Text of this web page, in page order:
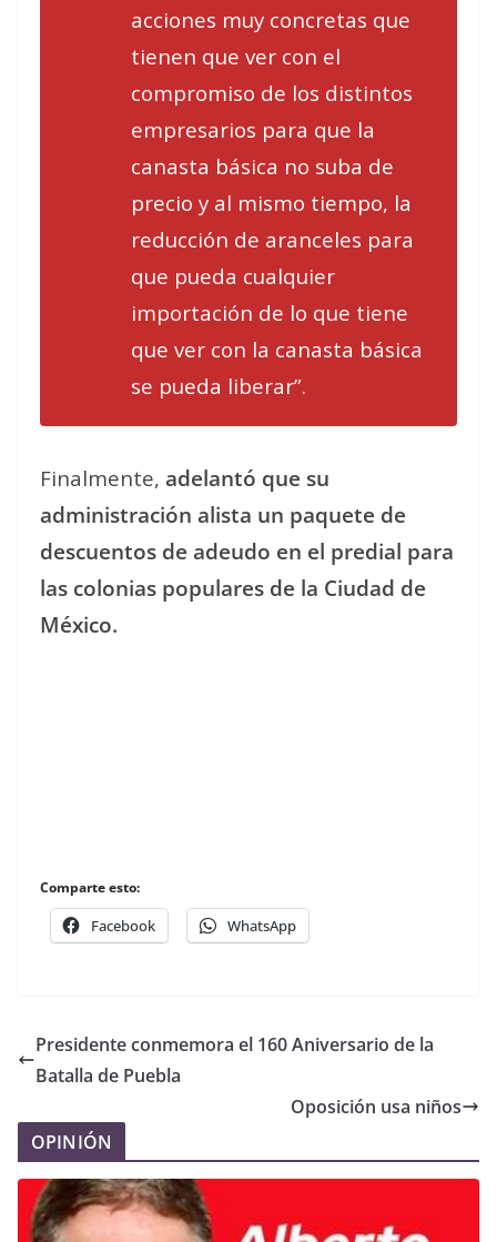
acciones muy concretas que
tienen que ver con el
compromiso de los distintos
empresarios para que la
canasta básica no suba de
precio y al mismo tiempo, la
reducción de aranceles para
que pueda cualquier
importación de lo que tiene
que ver con la canasta básica
se pueda liberar”.
Finalmente, adelantó que su
administración alista un paquete de
descuentos de adeudo en el predial para
las colonias populares de la Ciudad de
México.
Comparte esto:
Facebook WhatsApp
Presidente conmemora el 160 Aniversario de la
Batalla de Puebla
Oposición usa niños
OPINIÓN